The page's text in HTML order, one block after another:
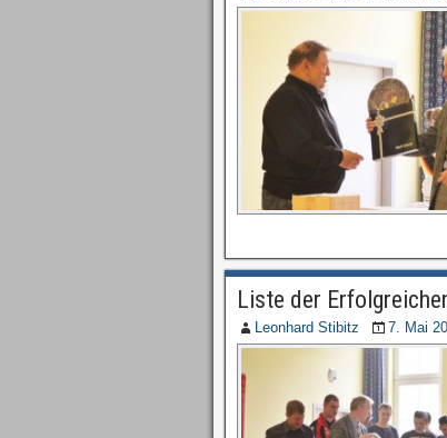
Liste der
Leonhard Stibitz 7. Mai